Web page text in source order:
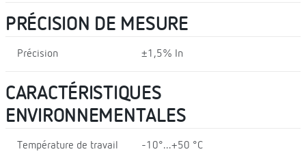
PRÉCISION DE MESURE
Précision ±1,5% In
CARACTÉRISTIQUES
ENVIRONNEMENTALES
Température de travail -10°...+50 °C